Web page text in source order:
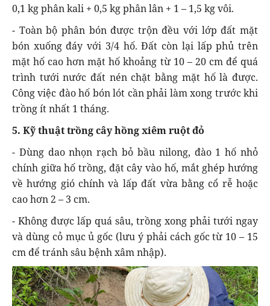
0,1 kg phân kali + 0,5 kg phân lân + 1 – 1,5 kg vôi.
- Toàn bộ phân bón được trộn đều với lớp đất mặt
bón xuống đáy với 3/4 hố. Đất còn lại lấp phủ trên
mặt hố cao hơn mặt hố khoảng từ 10 – 20 cm để quá
trình tưới nước đất nén chặt bằng mặt hố là được.
Công việc đào hố bón lót cần phải làm xong trước khi
trồng ít nhất 1 tháng.
5. Kỹ thuật trồng cây hồng xiêm ruột đỏ
- Dùng dao nhọn rạch bỏ bầu nilong, đào 1 hố nhỏ
chính giữa hố trồng, đặt cây vào hố, mắt ghép hướng
về hướng gió chính và lấp đất vừa bằng cổ rễ hoặc
cao hơn 2 – 3 cm.
- Không được lấp quá sâu, trồng xong phải tưới ngay
và dùng cỏ mục ủ gốc (lưu ý phải cách gốc từ 10 – 15
cm để tránh sâu bệnh xâm nhập).